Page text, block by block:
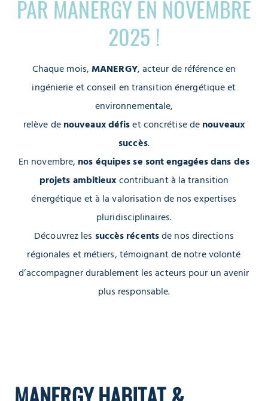
PAR MANERGY EN NOVEMBRE
2025 !
Chaque mois, MANERGY, acteur de référence en
ingénierie et conseil en transition énergétique et
environnementale,
relève de nouveaux défis et concrétise de nouveaux
succès.
En novembre, nos équipes se sont engagées dans des
projets ambitieux contribuant à la transition
énergétique et à la valorisation de nos expertises
pluridisciplinaires.
Découvrez les succès récents de nos directions
régionales et métiers, témoignant de notre volonté
d’accompagner durablement les acteurs pour un avenir
plus responsable.